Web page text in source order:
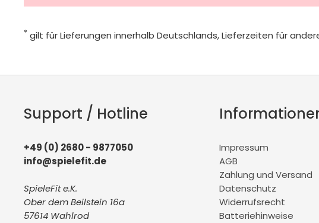
* gilt für Lieferungen innerhalb Deutschlands, Lieferzeiten für
Support / Hotline
+49 (0) 2680 - 9877050
info@spielefit.de
SpieleFit e.K.
Ober dem Beilstein 16a
57614 Wahlrod
Impressum
AGB
Zahlung und Versand
Datenschutz
Widerrufsrecht
Batteriehinweise